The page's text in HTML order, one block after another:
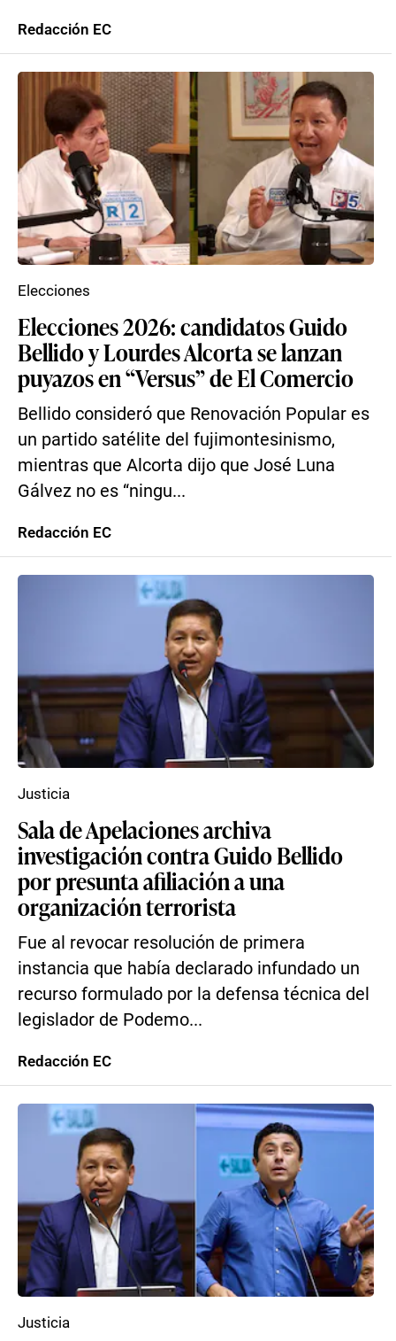
Redacción EC
Elecciones 2026: candidatos Guido
Bellido y Lourdes Alcorta se lanzan
puyazos en “Versus” de El Comercio
Bellido consideró que Renovación Popular es
un partido satélite del fujimontesinismo,
mientras que Alcorta dijo que José Luna
Gálvez no es “ningu...
Elecciones
Redacción EC
Sala de Apelaciones archiva
investigación contra Guido Bellido
por presunta afiliación a una
organización terrorista
Fue al revocar resolución de primera
instancia que había declarado infundado un
recurso formulado por la defensa técnica del
legislador de Podemo...
Justicia
Redacción EC
Justicia